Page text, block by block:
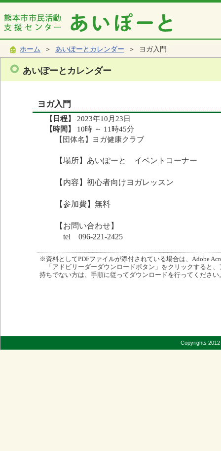
ホーム ＞ あいぽーとカレンダー ＞ ヨガ入門
あいぽーとカレンダー
ヨガ入門
【日程】
2023年10月23日
【時間】
10時 ～ 11時45分
【団体名】ヨガ健康クラブ
【場所】あいぽーと イベントコーナー
【内容】初心者向けヨガレッスン
【参加費】無料
【お問い合わせ】
tel 096-221-2425
※資料としてPDFファイルが添付されている場合は、Adobe
「アドビリーダーダウンロードボタン」をクリックすると
持ちでない方は、手順に従ってダウンロードを行ってください
Copyrights